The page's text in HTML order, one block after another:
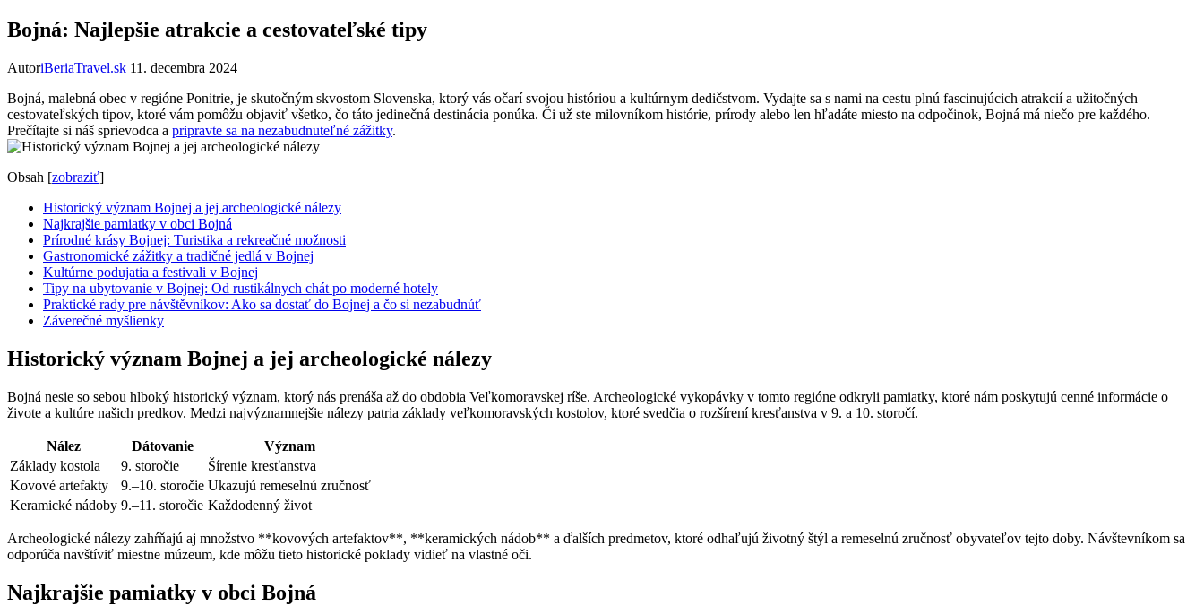
Bojná: Najlepšie atrakcie a cestovateľské tipy
AutoriBeriaTravel.sk 11. decembra 2024
Bojná, malebná obec v regióne Ponitrie, je skutočným skvostom Slovenska, ktorý vás očarí svojou históriou a kultúrnym dedičstvom. Vydajte sa s nami na cestu plnú fascinujúcich atrakcií a užitočných
cestovateľských tipov, ktoré vám pomôžu objaviť všetko, čo táto jedinečná destinácia ponúka. Či už ste milovníkom histórie, prírody alebo len hľadáte miesto na odpočinok, Bojná má niečo pre každého.
Prečítajte si náš sprievodca a pripravte sa na nezabudnuteľné zážitky.
Obsah [zobraziť]
Historický význam Bojnej a jej archeologické nálezy
Najkrajšie pamiatky v obci Bojná
Prírodné krásy Bojnej: Turistika a rekreačné možnosti
Gastronomické zážitky a tradičné jedlá v Bojnej
Kultúrne podujatia a festivali v Bojnej
Tipy na ubytovanie v Bojnej: Od rustikálnych chát po moderné hotely
Praktické rady pre návštěvníkov: Ako sa dostať do Bojnej a čo si nezabudnúť
Záverečné myšlienky
Historický význam Bojnej a jej archeologické nálezy
Bojná nesie so sebou hlboký historický význam, ktorý nás prenáša až do obdobia Veľkomoravskej ríše. Archeologické vykopávky v tomto regióne odkryli pamiatky, ktoré nám poskytujú cenné informácie o
živote a kultúre našich predkov. Medzi najvýznamnejšie nálezy patria základy veľkomoravských kostolov, ktoré svedčia o rozšírení kresťanstva v 9. a 10. storočí.
Nález Dátovanie
Význam
Základy kostola
9. storočie
Šírenie kresťanstva
Kovové artefakty
9.–10. storočie Ukazujú remeselnú zručnosť
Keramické nádoby 9.–11. storočie Každodenný život
Archeologické nálezy zahŕňajú aj množstvo **kovových artefaktov**, **keramických nádob** a ďalších predmetov, ktoré odhaľujú životný štýl a remeselnú zručnosť obyvateľov tejto doby. Návštevníkom sa
odporúča navštíviť miestne múzeum, kde môžu tieto historické poklady vidieť na vlastné oči.
Najkrajšie pamiatky v obci Bojná